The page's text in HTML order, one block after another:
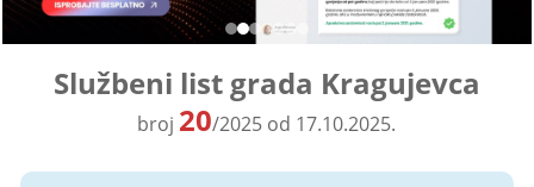
Službeni list grada Kragujevca
broj 20/2025 od 17.10.2025.